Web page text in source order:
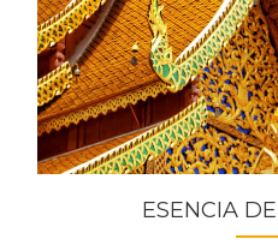
Contacto
ESENCIA